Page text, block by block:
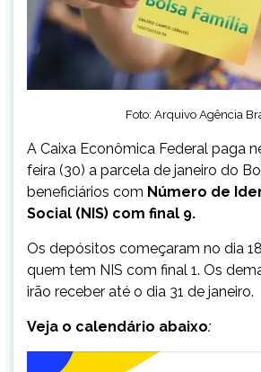
Foto: Arquivo Agência
A Caixa Econômica Federal paga
feira (30) a parcela de janeiro do
beneficiários com Número de
Social (NIS) com final 9.
Os depósitos começaram no dia
quem tem NIS com final 1. Os
irão receber até o dia 31 de janeiro.
Veja o calendário abaixo: